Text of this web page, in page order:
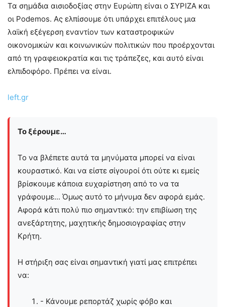
Τα σημάδια αισιοδοξίας στην Ευρώπη είναι ο ΣΥΡΙΖΑ και
οι Podemos. Ας ελπίσουμε ότι υπάρχει επιτέλους μια
λαϊκή εξέγερση εναντίον των καταστροφικών
οικονομικών και κοινωνικών πολιτικών που προέρχονται
από τη γραφειοκρατία και τις τράπεζες, και αυτό είναι
ελπιδοφόρο. Πρέπει να είναι.
left.gr
Το ξέρουμε…
Το να βλέπετε αυτά τα μηνύματα μπορεί να είναι
κουραστικό. Και να είστε σίγουροί ότι ούτε κι εμείς
βρίσκουμε κάποια ευχαρίστηση από το να τα
γράφουμε... Όμως αυτό το μήνυμα δεν αφορά εμάς.
Αφορά κάτι πολύ πιο σημαντικό: την επιβίωση της
ανεξάρτητης, μαχητικής δημοσιογραφίας στην
Kρήτη.
Η στήριξη σας είναι σημαντική γιατί μας επιτρέπει
να:
- Κάνουμε ρεπορτάζ χωρίς φόβο και